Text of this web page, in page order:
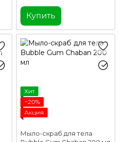
Купить
Хит
−20%
Акция
Мыло-скраб для тела